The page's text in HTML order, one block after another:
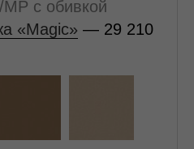
с обивкой
«Magic» — 29 210